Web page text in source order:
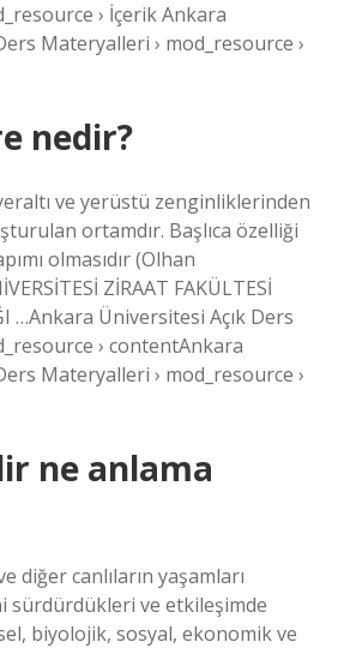
› İçerik Ankara
Materyalleri › mod_resource ›
nedir?
ve yerüstü zenginliklerinden
ortamdır. Başlıca özelliği
olmasıdır (Olhan
ZİRAAT FAKÜLTESİ
…Ankara Üniversitesi Açık Ders
› contentAnkara
Materyalleri › mod_resource ›
ne anlama
diğer canlıların yaşamları
sürdürdükleri ve etkileşimde
biyolojik, sosyal, ekonomik ve